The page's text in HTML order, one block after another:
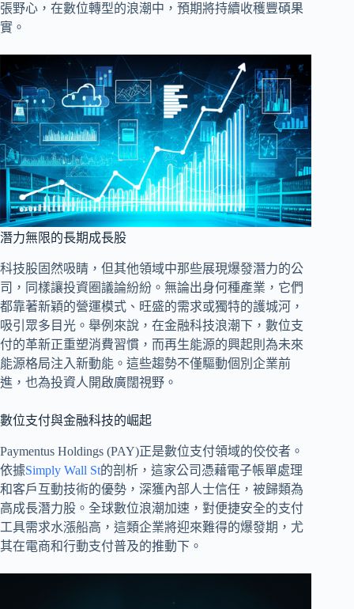
張野心，在數位轉型的浪潮中，預期將持續收穫豐碩果
實。
潛力無限的長期成長股
科技股固然吸睛，但其他領域中那些展現爆發潛力的公
司，同樣讓投資圈議論紛紛。無論出身何種產業，它們
都靠著新穎的營運模式、旺盛的需求或獨特的護城河，
吸引眾多目光。舉例來說，在金融科技浪潮下，數位支
付的革新正重塑消費習慣，而再生能源的興起則為未來
能源格局注入新動能。這些趨勢不僅驅動個別企業前
進，也為投資人開啟廣闊視野。
數位支付與金融科技的崛起
Paymentus Holdings (PAY)正是數位支付領域的佼佼者。
依據Simply Wall St的剖析，這家公司憑藉電子帳單處理
和客戶互動技術的優勢，深獲內部人士信任，被歸類為
高成長潛力股。全球數位浪潮加速，對便捷安全的支付
工具需求水漲船高，這類企業將迎來難得的爆發期，尤
其在電商和行動支付普及的推動下。